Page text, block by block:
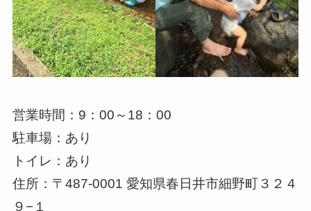
営業時間：9：00～18：00
駐車場：あり
トイレ：あり
住所：〒487-0001 愛知県春日井市細野町３２４
９−１